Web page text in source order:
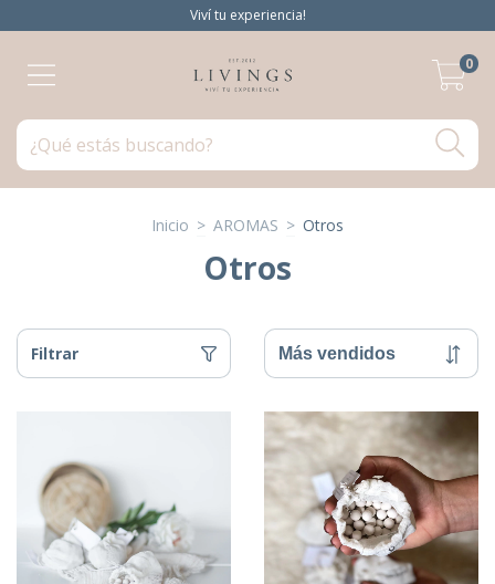
Viví tu experiencia!
0
Inicio > AROMAS > Otros
Otros
Filtrar